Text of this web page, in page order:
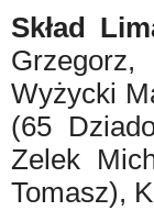
Skład
Wyżycki
(65
Zelek
Tomasz),